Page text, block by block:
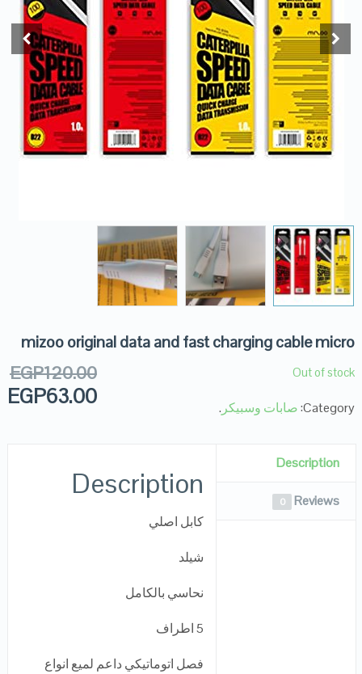
mizoo original data and fast charging cable micro
EGP120.00
EGP63.00
Out of stock
Category: صابات وسبيكر .
Description
Reviews
0
Description
كابل اصلي
شيلد
نحاسي بالكامل
5 اطراف
فصل اتوماتيكي داعم لميع انواع